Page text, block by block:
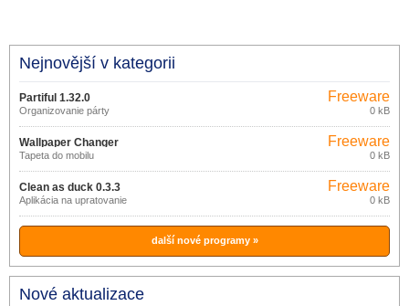
Nejnovější v kategorii
Partiful 1.32.0
Organizovanie párty
Freeware
0 kB
Wallpaper Changer
Tapeta do mobilu
Freeware
0 kB
Clean as duck 0.3.3
Aplikácia na upratovanie
Freeware
0 kB
další nové programy »
Nové aktualizace